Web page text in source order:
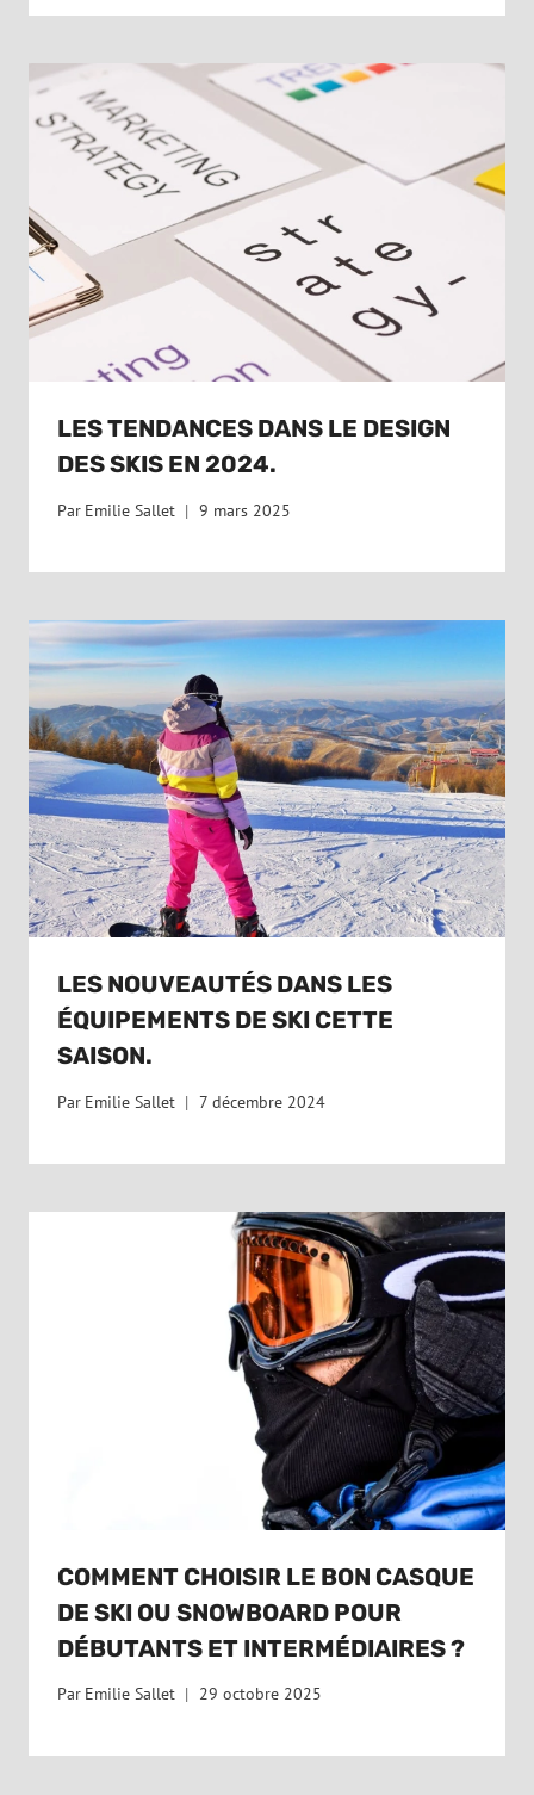
LES TENDANCES DANS LE DESIGN
DES SKIS EN 2024.
Par Emilie Sallet 9 mars 2025
LES NOUVEAUTÉS DANS LES
ÉQUIPEMENTS DE SKI CETTE
SAISON.
Par Emilie Sallet 7 décembre 2024
COMMENT CHOISIR LE BON CASQUE
DE SKI OU SNOWBOARD POUR
DÉBUTANTS ET INTERMÉDIAIRES ?
Par Emilie Sallet 29 octobre 2025